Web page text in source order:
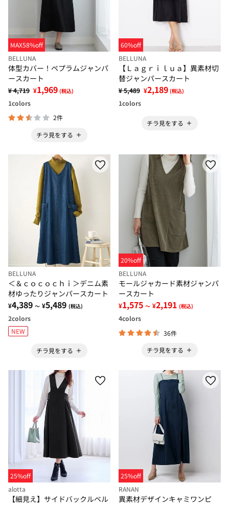
MAX58%off
BELLUNA
体型カバー！ペプラムジャンパ
ースカート
¥ 4,719 ¥1,969 (税込)
1colors
2件
チラ見をする
60%off
BELLUNA
【Ｌａｇｒｉｌｕａ】異素材切
替ジャンパースカート
¥ 5,489 ¥2,189 (税込)
1colors
チラ見をする
BELLUNA
＜＆ｃｏｃｏｃｈｉ＞デニム素
材ゆったりジャンパースカート
¥4,389 ～ ¥5,489 (税込)
2colors
NEW
チラ見をする
20%off
BELLUNA
モールジャカード素材ジャンパ
ースカート
¥1,575 ～ ¥2,191 (税込)
4colors
36件
チラ見をする
25%off
alotta
【細見え】サイドバックルベル
25%off
RANAN
異素材デザインキャミワンピ